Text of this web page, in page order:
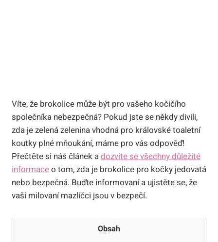
Víte, že brokolice může být pro vašeho kočičího
společníka nebezpečná? Pokud jste se někdy divili,
zda je zelená zelenina vhodná pro královské toaletní
koutky plné mňoukání, máme pro vás odpověď!
Přečtěte si náš článek adozvíte se všechny důležité
informaceo tom, zda je brokolice pro kočky jedovatá
nebo bezpečná. Buďte informovaní a ujistěte se, že
vaši milovaní mazlíčci jsou v bezpečí.
Obsah